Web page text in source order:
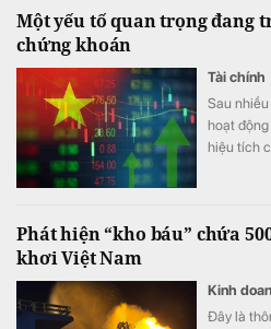
Một yếu tố quan trọng
chứng khoán
Tài chính
Sau
hoạt
hiệu tích
Phát hiện “kho báu” chứa
khơi Việt Nam
Kinh
Đây là